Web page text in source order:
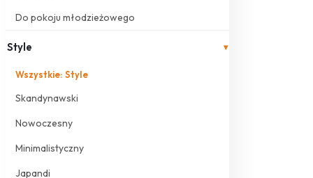
Do pokoju młodzieżowego
Style ▾
Wszystkie: Style
Skandynawski
Nowoczesny
Minimalistyczny
Japandi